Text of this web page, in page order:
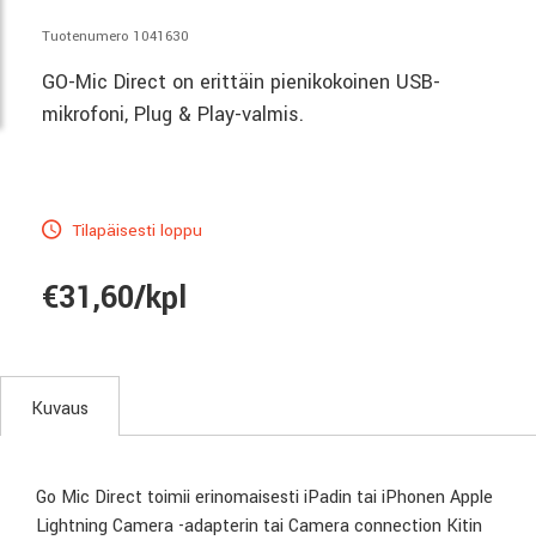
Tuotenumero 1041630
GO-Mic Direct on erittäin pienikokoinen USB-
mikrofoni, Plug & Play-valmis.
Tilapäisesti loppu
€31,60/kpl
Kuvaus
Go Mic Direct toimii erinomaisesti iPadin tai iPhonen Apple
Lightning Camera -adapterin tai Camera connection Kitin